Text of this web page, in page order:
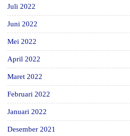
Juli 2022
Juni 2022
Mei 2022
April 2022
Maret 2022
Februari 2022
Januari 2022
Desember 2021